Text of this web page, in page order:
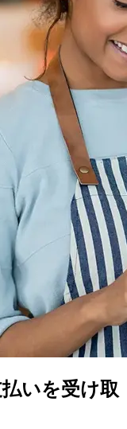
いを受け取